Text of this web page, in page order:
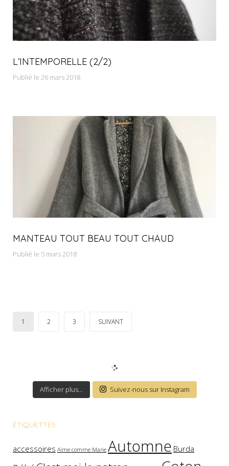
L’INTEMPORELLE (2/2)
Publié le 26 mars 2018
MANTEAU TOUT BEAU TOUT CHAUD
Publié le 5 mars 2018
1 2 3 SUIVANT
Afficher plus... Suivez-nous sur Instagram
ÉTIQUETTES
accessoires Aime comme Marie Automne Burda